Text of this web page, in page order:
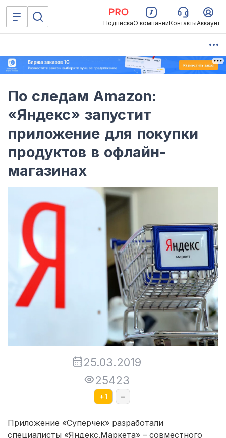
ПодпискаО компанииКонтактыАккаунт
По следам Amazon:
«Яндекс» запустит
приложение для покупки
продуктов в офлайн-
магазинах
25.03.2019
25423
+1 –
Приложение «Суперчек» разработали
специалисты «Яндекс.Маркета» – совместного